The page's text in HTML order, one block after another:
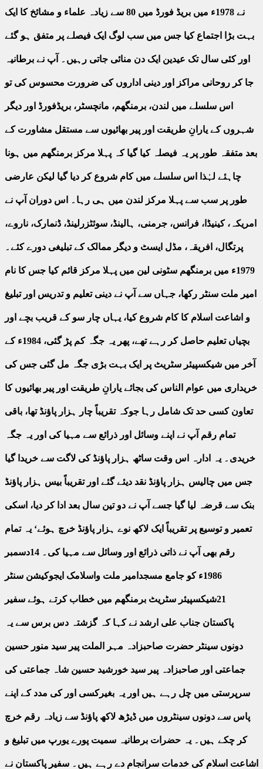
نے 1978ء میں بریڈ فورڈ میں 80 سے زیادہ علماء و مشائخ کا ایک
بہت بڑا اجتماع کیا جس میں سب لوگ ایک فیصلے پر متفق ہو گئے
اور کئی سال تک عیدین ایک دن منائی جاتی رہیں۔ آپ نے برطانیہ
جا کر روحانی مراکز اور دینی اداروں کی ضرورت محسوس کی تو
اس سلسلے میں لندن، برمنگھم، مانچسٹر، بریڈفورڈ اور دیگر
شہروں کے یارانِ طریقت اور پیر بھائیوں سے مستقل مشاورت کے
بعد متفقہ طور پر یہ فیصلہ کیا گیا کہ پہلا مرکز برمنگھم میں ہونا
چاہئے لہٰذا اس سلسلے میں کام شروع کر دیا گیا لیکن عارضی
طور پر سب سے پہلا مرکز لندن میں ہی رہا۔ اس دوران آپ نے
امریکہ، کینیڈا، فرانس، جرمنی، ہالینڈ، سوئٹزرلینڈ، ڈنمارک، ناروے،
پرتگال، افریقہ، مڈل ایسٹ و دیگر ممالک کے تبلیغی دورے کئے۔
1979ء میں برمنگھم سٹونی لین میں پہلا مرکز قائم کیا جس کا نام
امیر ملت سنٹر رکھا، جہاں سے آپ نے دینی تعلیم و تدریس اور تبلیغ
و اشاعت اسلام کا کام شروع کیا، یہاں چار سو کے قریب بچے اور
بچیاں تعلیم حاصل کر رہے تھے، پھر یہ جگہ کم پڑ گئی، 1984ء کے
آخر میں شیکسپیئر سٹریٹ پر ایک بہت بڑی جگہ مل گئی جس کی
خریداری میں عوام الناس کی بجائے یارانِ طریقت اور پیر بھائیوں کا
تعاون کسی حد تک شامل رہا جوکہ تقریباً چار ہزار پاؤنڈ تھا، باقی
تمام رقم آپ نے اپنے وسائل اور ذرائع سے مہیا کی اور یہ جگہ
خریدی۔ یہ ادارہ اس وقت ساٹھ ہزار پاؤنڈ کی لاگت سے خریدا گیا
جس میں چالیس ہزار پاؤنڈ نقد دیئے گئے اور تقریباً بیس ہزار پاؤنڈ
بنک سے قرضہ لیا گیا جسے آپ نے دو تین سال بعد ادا کر دیا، اسکی
تعمیر و توسیع پر تقریباً ایک لاکھ نوے ہزار پاؤنڈ خرچ ہوئے‘ یہ تمام
رقم بھی آپ نے ذاتی ذرائع اور وسائل سے مہیا کی۔ 14دسمبر
1986ء کو جامع مسجدامیر ملت واسلامک ایجوکیشن سنٹر
21شیکسپیئر سٹریٹ برمنگھم میں خطاب کرتے ہوئے سفیر
پاکستان جناب علی ارشد نے کہا کہ گزشتہ دس برس سے یہ
دونوں سینٹر حضرت صاحبزادہ مہر الملت پیر سید منور حسین
جماعتی اور صاحبزادہ پیر سید خورشید حسین شاہ جماعتی کی
سرپرستی میں چل رہے ہیں اور یہ بغیرکسی اور کی مدد کے اپنے
پاس سے دونوں سینٹروں میں ڈیڑھ لاکھ پاؤنڈ سے زیادہ رقم خرچ
کر چکے ہیں۔ یہ حضرات برطانیہ سمیت پورے یورپ میں تبلیغ و
اشاعت اسلام کی خدمات سرانجام دے رہے ہیں۔ سفیر پاکستان نے